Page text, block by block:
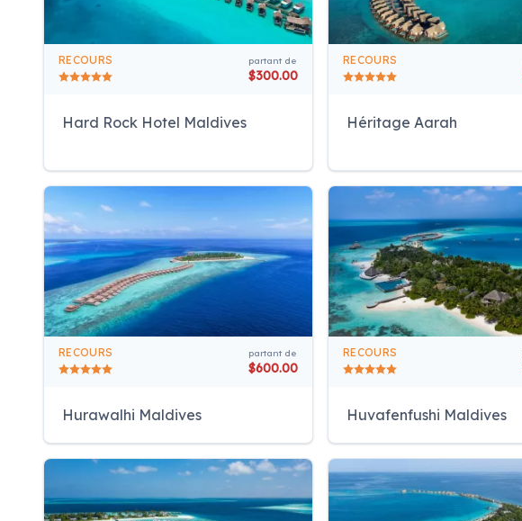
RECOURS partant de
$300.00
Hard Rock Hotel Maldives
RECOURS
Héritage Aarah
RECOURS partant de
$600.00
Hurawalhi Maldives
RECOURS
Huvafenfushi Maldives